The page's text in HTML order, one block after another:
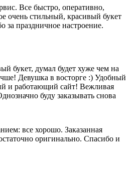
Все быстро, оперативно,
очень стильный, красивый букет
за праздничное настроение.
букет, думал будет хуже чем на
Девушка в восторге :) Удобный
и работающий сайт! Вежливая
буду заказывать снова
все хорошо. Заказанная
оригинально. Спасибо и